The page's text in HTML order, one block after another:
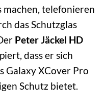
telefonieren
das Schutzglas
Peter Jäckel HD
dass er sich
Galaxy XCover Pro
Schutz bietet.